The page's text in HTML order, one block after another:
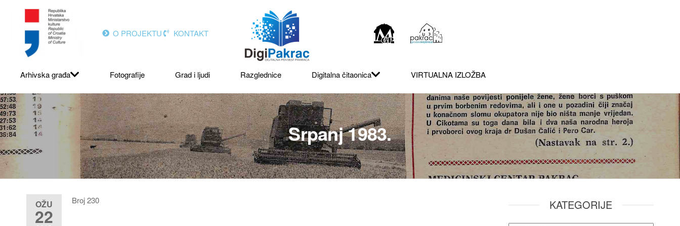
O PROJEKTU KONTAKT
Arhivska građa Fotografije Grad i ljudi Razglednice Digitalna čitaonica VIRTUALNA IZLOŽBA
Srpanj 1983.
OŽU
22
Broj 230 KATEGORIJE